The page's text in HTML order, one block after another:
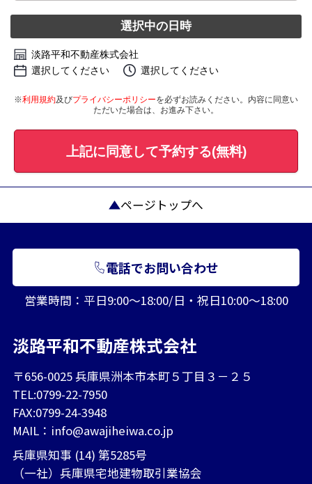
選択中の日時
淡路平和不動産株式会社
選択してください
選択してください
※利用規約及びプライバシーポリシーを必ずお読みください。内容に同意い
ただいた場合は、お進み下さい。
上記に同意して予約する(無料)
ページトップへ
電話でお問い合わせ
営業時間：平日9:00～18:00/日・祝日10:00～18:00
淡路平和不動産株式会社
〒656-0025 兵庫県洲本市本町５丁目３－２５
TEL:0799-22-7950
FAX:0799-24-3948
MAIL： info@awajiheiwa.co.jp
兵庫県知事 (14) 第5285号
（一社）兵庫県宅地建物取引業協会